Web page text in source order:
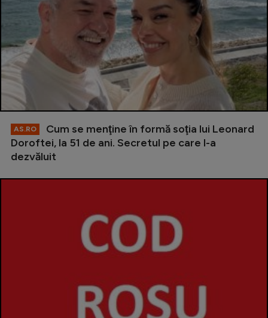
AS.RO
Cum se menţine în formă soţia lui Leonard
Doroftei, la 51 de ani. Secretul pe care l-a
dezvăluit